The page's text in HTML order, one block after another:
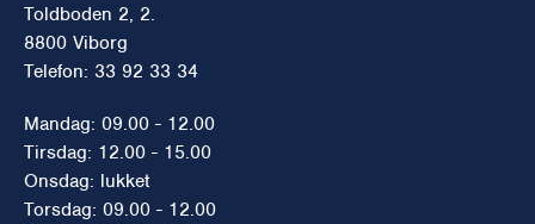
Toldboden 2, 2.
8800 Viborg
Telefon: 33 92 33 34
Mandag: 09.00 - 12.00
Tirsdag: 12.00 - 15.00
Onsdag: lukket
Torsdag: 09.00 - 12.00